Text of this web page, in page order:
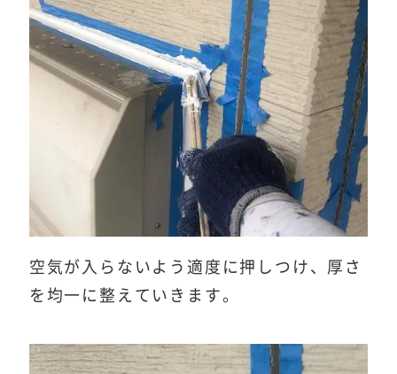
空気が入らないよう適度に押しつけ、厚さ
を均一に整えていきます。